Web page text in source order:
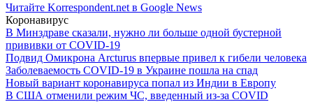
Читайте Korrespondent.net в Google News
Коронавирус
В Минздраве сказали, нужно ли больше одной бустерной
прививки от COVID-19
Подвид Омикрона Arcturus впервые привел к гибели человека
Заболеваемость COVID-19 в Украине пошла на спад
Новый вариант коронавируса попал из Индии в Европу
В США отменили режим ЧС, введенный из-за COVID